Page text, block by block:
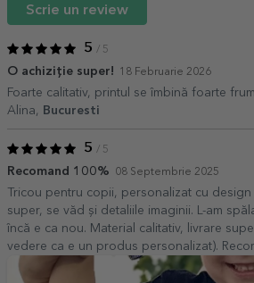
Scrie un review
5 / 5
O achiziție super! 18 Februarie 2026
Foarte calitativ, printul se îmbină foarte
Alina,
Bucuresti
5 / 5
Recomand 100% 08 Septembrie 2025
Tricou pentru copii, personalizat cu
super, se văd și detaliile imaginii. L-am
încă e ca nou. Material calitativ, livrare
vedere ca e un produs personalizat).